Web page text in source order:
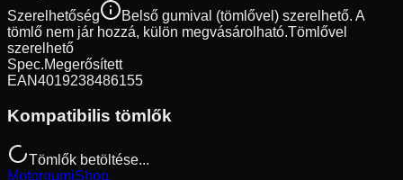
Szerelhetőség
Belső gumival (tömlővel) szerelhető. A
tömlő nem jár hozzá, külön megvásárolható.Tömlővel
szerelhető
Spec.Megerősített
EAN4019238486155
Kompatibilis tömlők
Tömlők betöltése...
MotorgumiShop